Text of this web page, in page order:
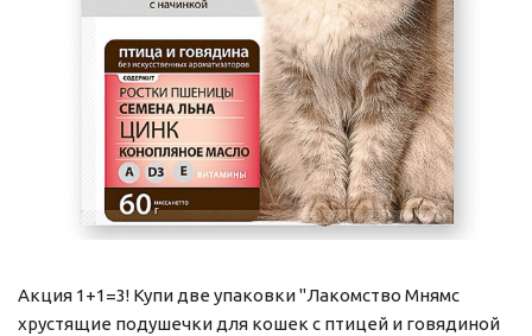
Акция 1+1=3! Купи две упаковки "Лакомство Мнямс
хрустящие подушечки для кошек с птицей и говядиной